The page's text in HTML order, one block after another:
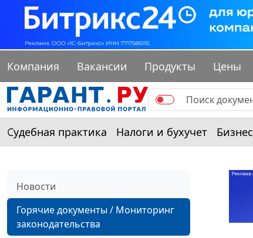
Компания Вакансии Продукты Цены
Судебная практика Налоги и бухучет Бизнес
Новости
Горячие документы / Мониторинг
законодательства